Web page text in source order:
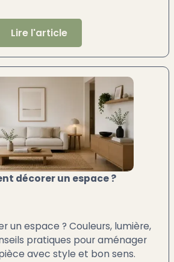
Lire l'article
décorer un espace ?
un espace ? Couleurs, lumière,
pratiques pour aménager
avec style et bon sens.